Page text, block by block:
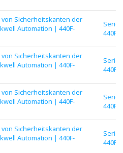
Sicherheitskanten der
Automation | 440F-
Serie
440F |
Sicherheitskanten der
Automation | 440F-
Serie
440F |
Sicherheitskanten der
Automation | 440F-
Serie
440F |
Sicherheitskanten der
Automation | 440F-
Serie
440F |